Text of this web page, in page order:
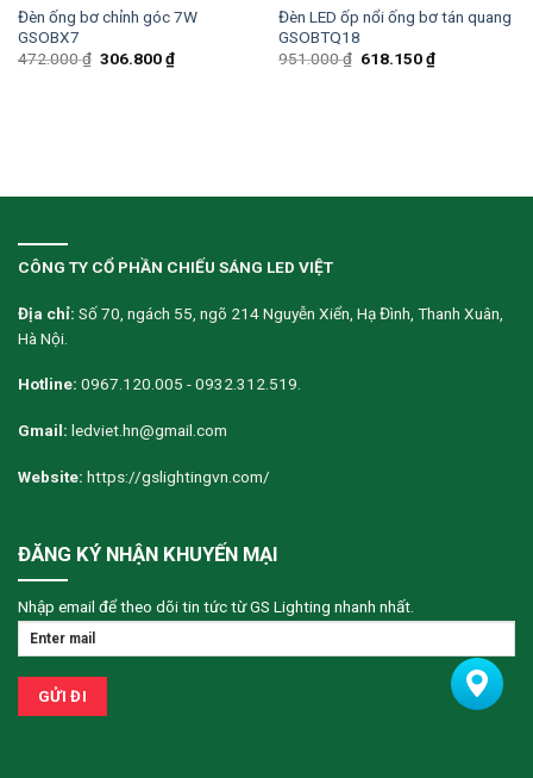
Đèn ống bơ chỉnh góc 7W
GSOBX7
472.000₫ 306.800₫
Đèn LED ốp nổi ống bơ tán quang
GSOBTQ18
951.000₫ 618.150₫
CÔNG TY CỔ PHẦN CHIẾU SÁNG LED VIỆT
Địa chỉ: Số 70, ngách 55, ngõ 214 Nguyễn Xiển, Hạ Đình, Thanh Xuân,
Hà Nội.
Hotline: 0967.120.005 - 0932.312.519.
Gmail: ledviet.hn@gmail.com
Website: https://gslightingvn.com/
ĐĂNG KÝ NHẬN KHUYẾN MẠI
Nhập email để theo dõi tin tức từ GS Lighting nhanh nhất.